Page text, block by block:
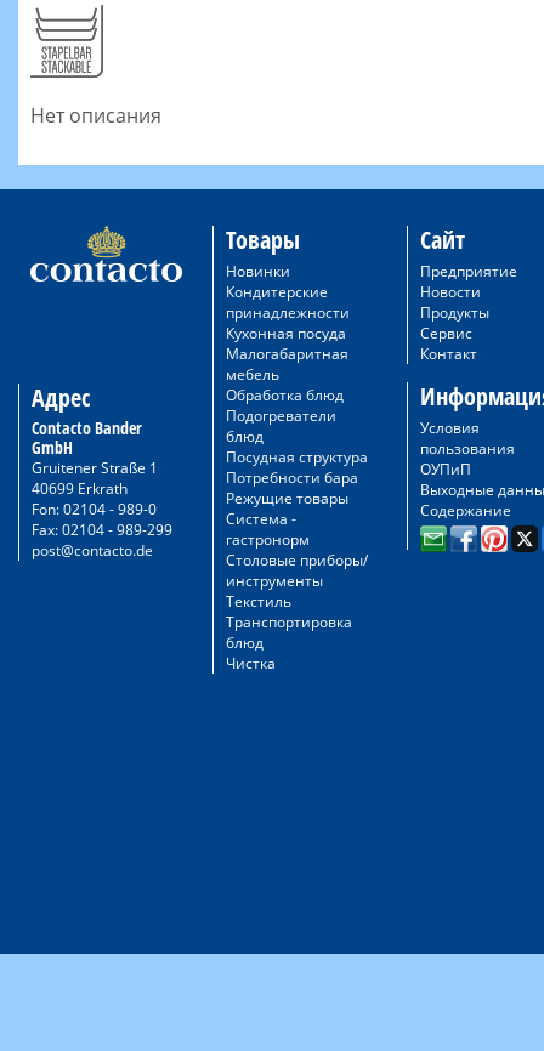
Нет описания
Адрес
Contacto Bander
GmbH
Gruitener Straße 1
40699 Erkrath
Fon: 02104 - 989-0
Fax: 02104 - 989-299
post@contacto.de
Товары
Новинки
Кондитерские
принадлежности
Кухонная посуда
Малогабаритная
мебель
Обработка блюд
Подогреватели
блюд
Посудная структура
Потребности бара
Режущие товары
Система -
гастронорм
Столовые приборы/
инструменты
Текстиль
Транспортировка
блюд
Чистка
Сайт
Предприятие
Новости
Продукты
Сервис
Контакт
Условия
пользования
ОУПиП
Выходные
Содержание